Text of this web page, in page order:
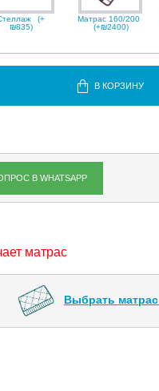
(+
₪835)
Матрас 160/200
(+₪2400)
В КОРЗИНУ
В WHATSAPP
матрас
Выбрать матрас